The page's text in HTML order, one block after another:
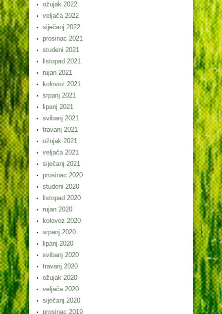
ožujak 2022
veljača 2022
siječanj 2022
prosinac 2021
studeni 2021
listopad 2021
rujan 2021
kolovoz 2021
srpanj 2021
lipanj 2021
svibanj 2021
travanj 2021
ožujak 2021
veljača 2021
siječanj 2021
prosinac 2020
studeni 2020
listopad 2020
rujan 2020
kolovoz 2020
srpanj 2020
lipanj 2020
svibanj 2020
travanj 2020
ožujak 2020
veljača 2020
siječanj 2020
prosinac 2019